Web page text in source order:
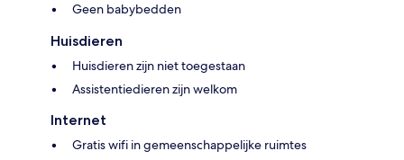
Geen babybedden
Huisdieren
Huisdieren zijn niet toegestaan
Assistentiedieren zijn welkom
Internet
Gratis wifi in gemeenschappelijke ruimtes